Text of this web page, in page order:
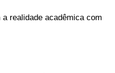
realidade acadêmica com